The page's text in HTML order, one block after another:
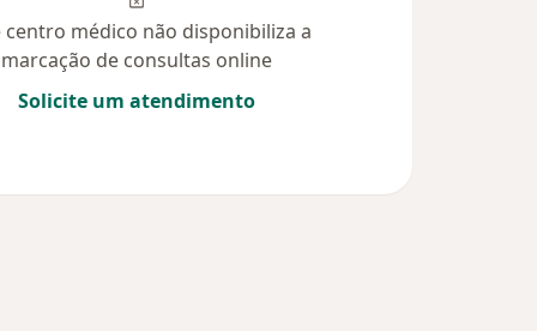
centro médico não disponibiliza a
marcação de consultas online
Solicite um atendimento